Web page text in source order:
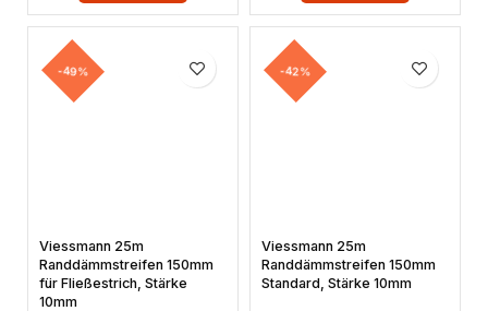
-49%
Viessmann 25m
Randdämmstreifen 150mm
für Fließestrich, Stärke
10mm
-42%
Viessmann 25m
Randdämmstreifen 150mm
Standard, Stärke 10mm